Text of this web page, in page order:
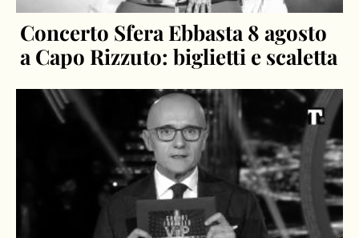
Concerto Sfera Ebbasta 8 agosto
a Capo Rizzuto: biglietti e scaletta